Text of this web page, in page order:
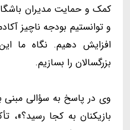
کمک و حمایت مدیران
افزایش دهیم. نگاه ما
بزرگسالان را بسازیم.
وی در پاسخ به سؤالی مبنی
بازیکنان به کجا رسید؟»،